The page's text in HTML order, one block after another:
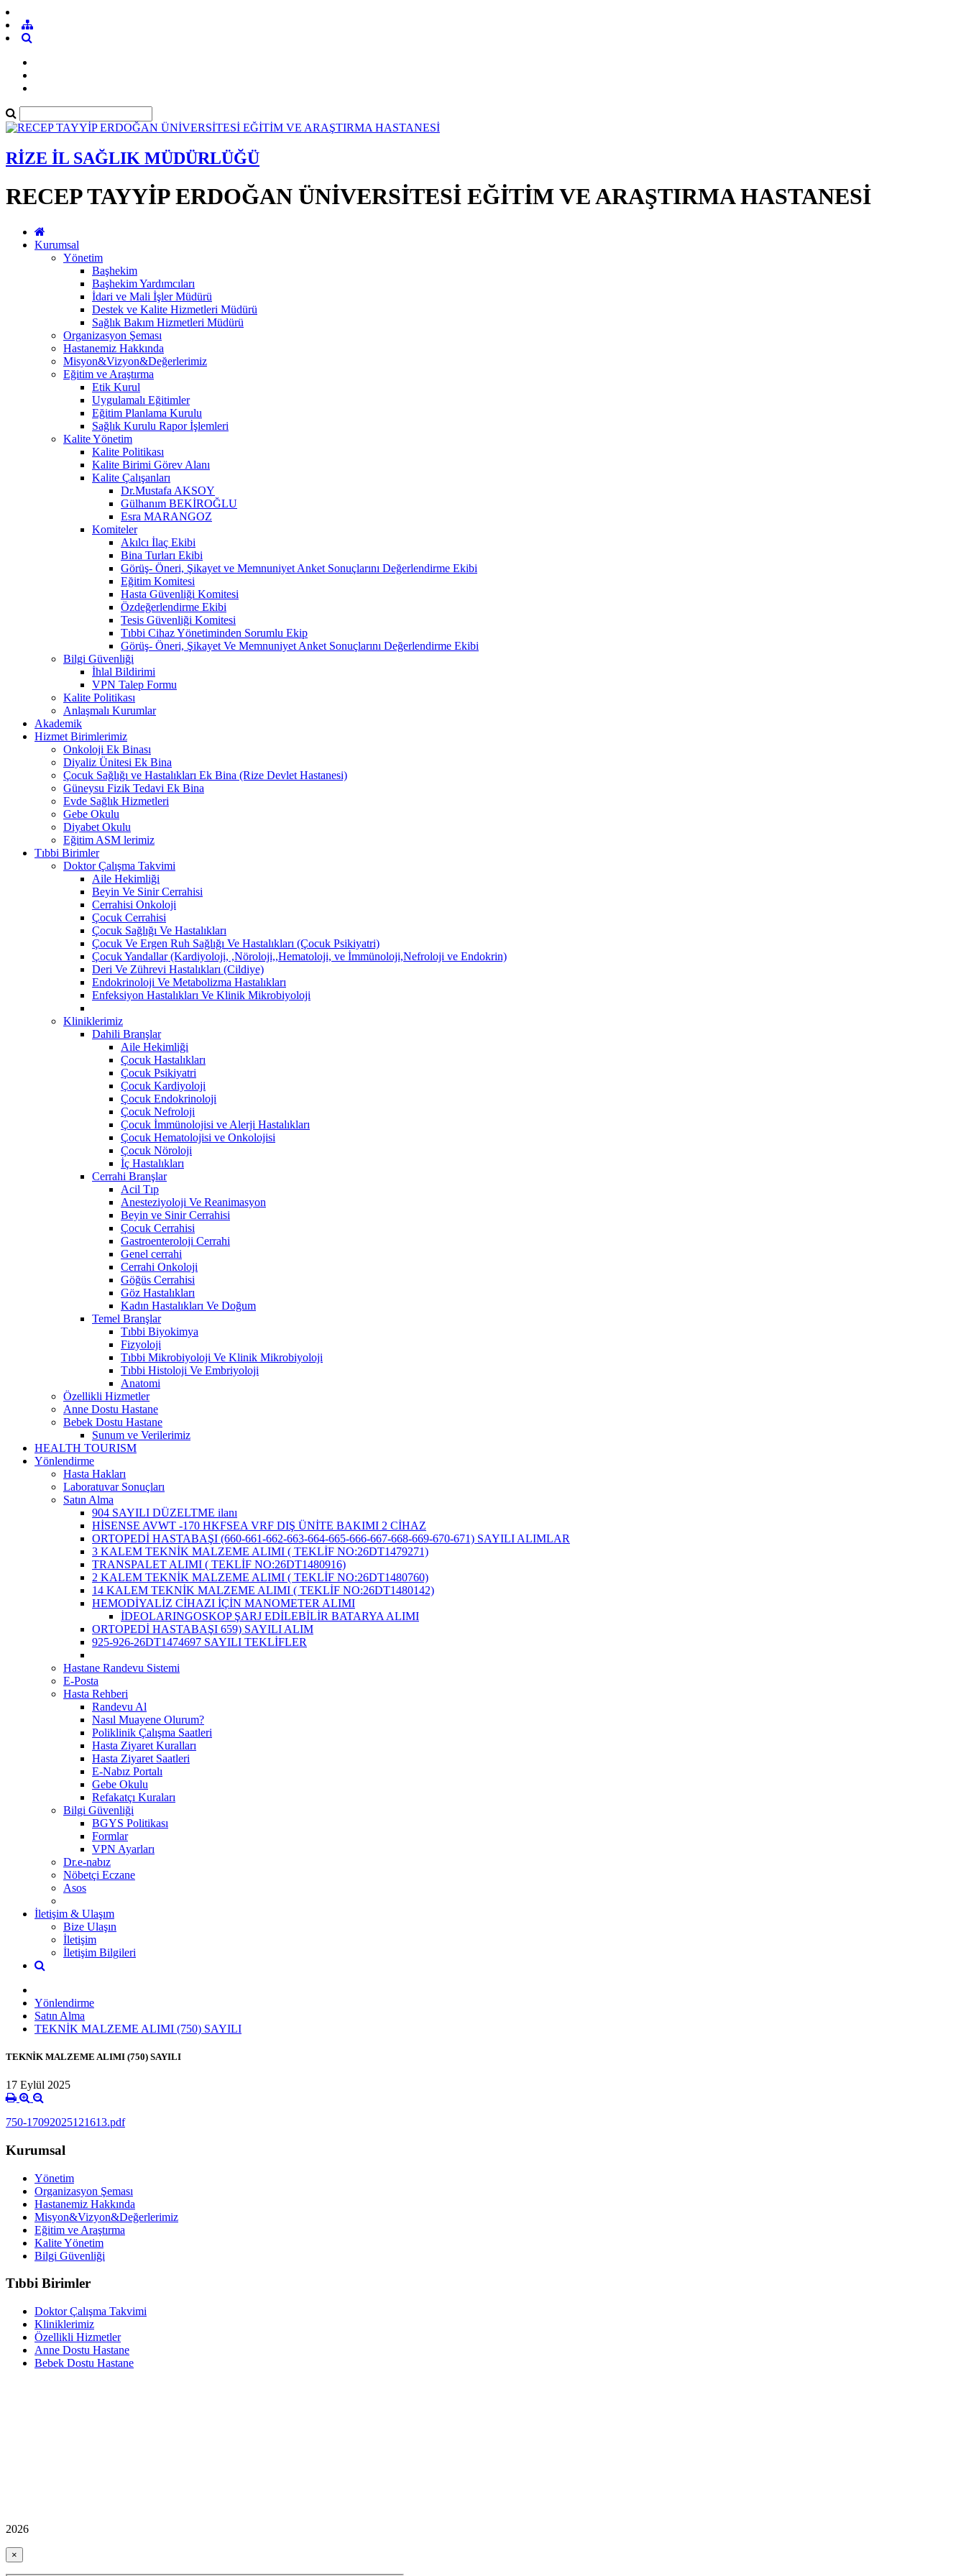
RİZE İL SAĞLIK MÜDÜRLÜĞÜ
RECEP TAYYİP ERDOĞAN ÜNİVERSİTESİ EĞİTİM VE ARAŞTIRMA HASTANESİ
Kurumsal
Yönetim
Başhekim
Başhekim Yardımcıları
İdari ve Mali İşler Müdürü
Destek ve Kalite Hizmetleri Müdürü
Sağlık Bakım Hizmetleri Müdürü
Organizasyon Şeması
Hastanemiz Hakkında
Misyon&Vizyon&Değerlerimiz
Eğitim ve Araştırma
Etik Kurul
Uygulamalı Eğitimler
Eğitim Planlama Kurulu
Sağlık Kurulu Rapor İşlemleri
Kalite Yönetim
Kalite Politikası
Kalite Birimi Görev Alanı
Kalite Çalışanları
Dr.Mustafa AKSOY
Gülhanım BEKİROĞLU
Esra MARANGOZ
Komiteler
Akılcı İlaç Ekibi
Bina Turları Ekibi
Görüş- Öneri, Şikayet ve Memnuniyet Anket Sonuçlarını Değerlendirme Ekibi
Eğitim Komitesi
Hasta Güvenliği Komitesi
Özdeğerlendirme Ekibi
Tesis Güvenliği Komitesi
Tıbbi Cihaz Yönetiminden Sorumlu Ekip
Görüş- Öneri, Şikayet Ve Memnuniyet Anket Sonuçlarını Değerlendirme Ekibi
Bilgi Güvenliği
İhlal Bildirimi
VPN Talep Formu
Kalite Politikası
Anlaşmalı Kurumlar
Akademik
Hizmet Birimlerimiz
Onkoloji Ek Binası
Diyaliz Ünitesi Ek Bina
Çocuk Sağlığı ve Hastalıkları Ek Bina (Rize Devlet Hastanesi)
Güneysu Fizik Tedavi Ek Bina
Evde Sağlık Hizmetleri
Gebe Okulu
Diyabet Okulu
Eğitim ASM lerimiz
Tıbbi Birimler
Doktor Çalışma Takvimi
Aile Hekimliği
Beyin Ve Sinir Cerrahisi
Cerrahisi Onkoloji
Çocuk Cerrahisi
Çocuk Sağlığı Ve Hastalıkları
Çocuk Ve Ergen Ruh Sağlığı Ve Hastalıkları (Çocuk Psikiyatri)
Çocuk Yandallar (Kardiyoloji, ,Nöroloji,,Hematoloji, ve İmmünoloji,Nefroloji ve Endokrin)
Deri Ve Zührevi Hastalıkları (Cildiye)
Endokrinoloji Ve Metabolizma Hastalıkları
Enfeksiyon Hastalıkları Ve Klinik Mikrobiyoloji
Kliniklerimiz
Dahili Branşlar
Aile Hekimliği
Çocuk Hastalıkları
Çocuk Psikiyatri
Çocuk Kardiyoloji
Çocuk Endokrinoloji
Çocuk Nefroloji
Çocuk İmmünolojisi ve Alerji Hastalıkları
Çocuk Hematolojisi ve Onkolojisi
Çocuk Nöroloji
İç Hastalıkları
Cerrahi Branşlar
Acil Tıp
Anesteziyoloji Ve Reanimasyon
Beyin ve Sinir Cerrahisi
Çocuk Cerrahisi
Gastroenteroloji Cerrahi
Genel cerrahi
Cerrahi Onkoloji
Göğüs Cerrahisi
Göz Hastalıkları
Kadın Hastalıkları Ve Doğum
Temel Branşlar
Tıbbi Biyokimya
Fizyoloji
Tıbbi Mikrobiyoloji Ve Klinik Mikrobiyoloji
Tıbbi Histoloji Ve Embriyoloji
Anatomi
Özellikli Hizmetler
Anne Dostu Hastane
Bebek Dostu Hastane
Sunum ve Verilerimiz
HEALTH TOURISM
Yönlendirme
Hasta Hakları
Laboratuvar Sonuçları
Satın Alma
904 SAYILI DÜZELTME ilanı
HİSENSE AVWT -170 HKFSEA VRF DIŞ ÜNİTE BAKIMI 2 CİHAZ
ORTOPEDİ HASTABAŞI (660-661-662-663-664-665-666-667-668-669-670-671) SAYILI ALIMLAR
3 KALEM TEKNİK MALZEME ALIMI ( TEKLİF NO:26DT1479271)
TRANSPALET ALIMI ( TEKLİF NO:26DT1480916)
2 KALEM TEKNİK MALZEME ALIMI ( TEKLİF NO:26DT1480760)
14 KALEM TEKNİK MALZEME ALIMI ( TEKLİF NO:26DT1480142)
HEMODİYALİZ CİHAZI İÇİN MANOMETER ALIMI
İDEOLARINGOSKOP ŞARJ EDİLEBİLİR BATARYA ALIMI
ORTOPEDİ HASTABAŞI 659) SAYILI ALIM
925-926-26DT1474697 SAYILI TEKLİFLER
Hastane Randevu Sistemi
E-Posta
Hasta Rehberi
Randevu Al
Nasıl Muayene Olurum?
Poliklinik Çalışma Saatleri
Hasta Ziyaret Kuralları
Hasta Ziyaret Saatleri
E-Nabız Portalı
Gebe Okulu
Refakatçı Kuraları
Bilgi Güvenliği
BGYS Politikası
Formlar
VPN Ayarları
Dr.e-nabız
Nöbetçi Eczane
Asos
İletişim & Ulaşım
Bize Ulaşın
İletişim
İletişim Bilgileri
Yönlendirme
Satın Alma
TEKNİK MALZEME ALIMI (750) SAYILI
TEKNİK MALZEME ALIMI (750) SAYILI
17 Eylül 2025
750-17092025121613.pdf
Kurumsal
Yönetim
Organizasyon Şeması
Hastanemiz Hakkında
Misyon&Vizyon&Değerlerimiz
Eğitim ve Araştırma
Kalite Yönetim
Bilgi Güvenliği
Tıbbi Birimler
Doktor Çalışma Takvimi
Kliniklerimiz
Özellikli Hizmetler
Anne Dostu Hastane
Bebek Dostu Hastane
2026
×